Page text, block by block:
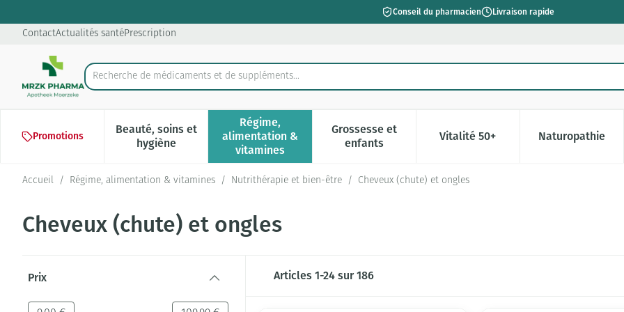
Conseil du pharmacien Livraison rapide
ContactActualités santéPrescription
Rechercher
Recherche de médicaments et de
Promotions
Beauté, soins et
hygièneAfficher le sous-menu pour la catégorie Beauté, soins et hygiène
Régime,
alimentation &
vitamines
Afficher le sous-menu pour la catégorie Régime, alimentation &
Grossesse et
enfantsAfficher le sous-menu pour la catégorie Grossesse
Vitalité 50+Afficher le sous-menu pour la
Naturopathie
Afficher le
Accueil / Régime, alimentation & vitamines / Nutrithérapie et bien-être / Cheveux (chute) et ongles
Cheveux (chute) et ongles
Prix
Articles 1-24 sur186